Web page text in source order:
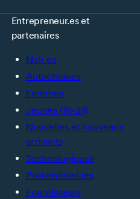
Entrepreneur.es et
partenaires
Noir.es
Autochtones
Femmes
Jeunes (18-39)
Nouvelles et nouveaux
arrivants
Technologiques
Professionel.les
Fournisseurs